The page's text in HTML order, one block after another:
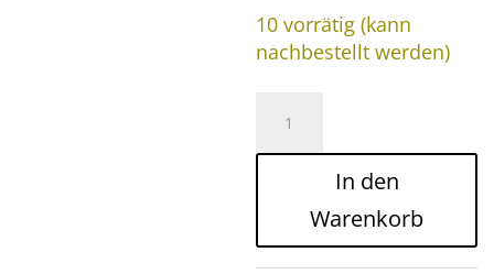
10 vorrätig (kann
nachbestellt werden)
Smart
In den
Warenkorb